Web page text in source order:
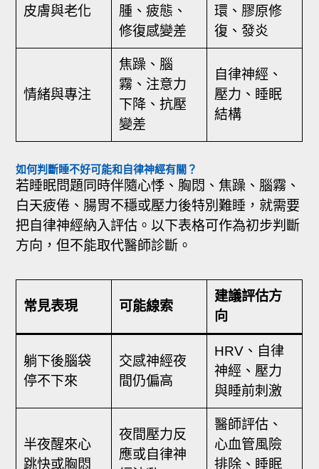
皮膚與老化
腫、疲態、
修復感變差
環、膠原修
復、發炎
情緒與專注
焦躁、腦
霧、注意力
下降、抗壓
變差
自律神經、
壓力、睡眠
結構
如何判斷睡不好可能和自律神經有關？
若睡眠問題同時伴隨心悸、胸悶、焦躁、腦霧、
白天疲倦、腸胃不穩或壓力後特別難睡，就需要
把自律神經納入評估。以下表格可作為初步判斷
方向，但不能取代醫師診斷。
常見表現 可能線索
建議評估方
向
躺下後腦袋
停不下來
交感神經夜
間仍偏高
HRV、自律
神經、壓力
與睡前刺激
半夜醒來心
跳快或胸悶
夜間壓力反
應或自律神
醫師評估、
心血管風險
排除、睡眠